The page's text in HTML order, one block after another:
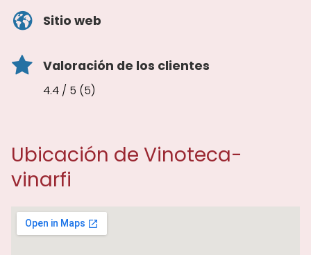
Sitio web
Valoración de los clientes
4.4 / 5 (5)
Ubicación de Vinoteca-
vinarfi